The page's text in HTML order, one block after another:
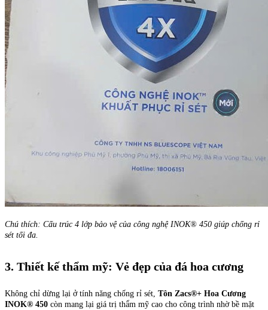
Chú thích: Cấu trúc 4 lớp bảo vệ của công nghệ INOK® 450 giúp chống rỉ
sét tối đa.
3. Thiết kế thẩm mỹ: Vẻ đẹp của đá hoa cương
Không chỉ dừng lại ở tính năng chống rỉ sét, Tôn Zacs®+ Hoa Cương
INOK® 450 còn mang lại giá trị thẩm mỹ cao cho công trình nhờ bề mặt